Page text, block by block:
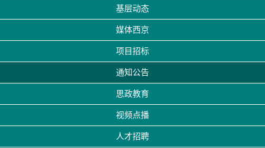
基层动态
媒体西京
项目招标
通知公告
思政教育
视频点播
人才招聘